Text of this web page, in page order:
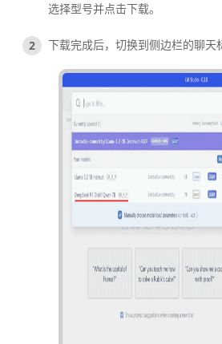
选择型号并点击下载。
下载完成后，切换到侧边栏的聊天